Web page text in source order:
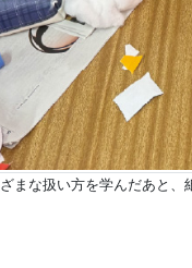
な扱い方を学んだあと、